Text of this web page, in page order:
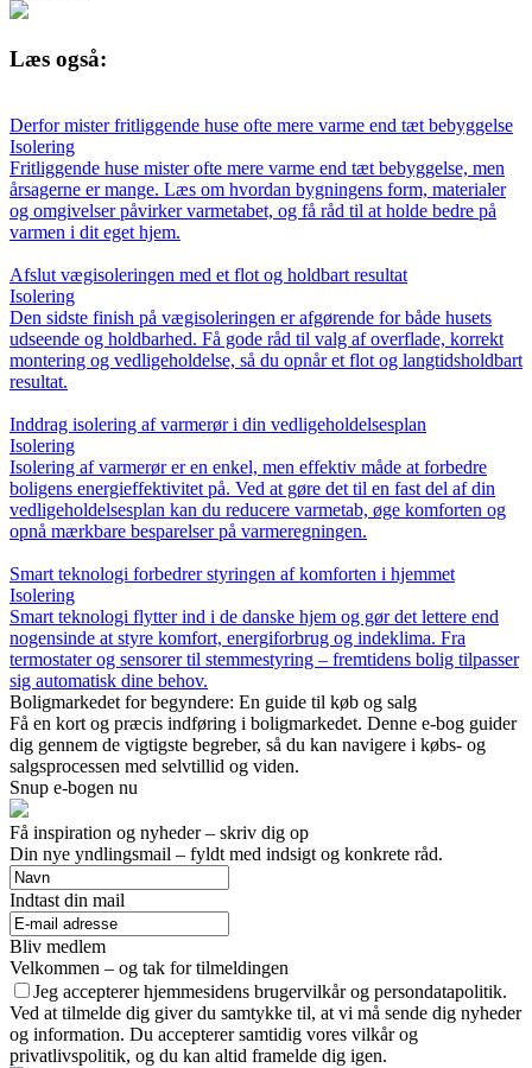
Læs også:
Derfor mister fritliggende huse ofte mere varme end tæt bebyggelse
Isolering
Fritliggende huse mister ofte mere varme end tæt bebyggelse, men
årsagerne er mange. Læs om hvordan bygningens form, materialer
og omgivelser påvirker varmetabet, og få råd til at holde bedre på
varmen i dit eget hjem.
Afslut vægisoleringen med et flot og holdbart resultat
Isolering
Den sidste finish på vægisoleringen er afgørende for både husets
udseende og holdbarhed. Få gode råd til valg af overflade, korrekt
montering og vedligeholdelse, så du opnår et flot og langtidsholdbart
resultat.
Inddrag isolering af varmerør i din vedligeholdelsesplan
Isolering
Isolering af varmerør er en enkel, men effektiv måde at forbedre
boligens energieffektivitet på. Ved at gøre det til en fast del af din
vedligeholdelsesplan kan du reducere varmetab, øge komforten og
opnå mærkbare besparelser på varmeregningen.
Smart teknologi forbedrer styringen af komforten i hjemmet
Isolering
Smart teknologi flytter ind i de danske hjem og gør det lettere end
nogensinde at styre komfort, energiforbrug og indeklima. Fra
termostater og sensorer til stemmestyring – fremtidens bolig tilpasser
sig automatisk dine behov.
Boligmarkedet for begyndere: En guide til køb og salg
Få en kort og præcis indføring i boligmarkedet. Denne e-bog guider
dig gennem de vigtigste begreber, så du kan navigere i købs- og
salgsprocessen med selvtillid og viden.
Snup e-bogen nu
Få inspiration og nyheder – skriv dig op
Din nye yndlingsmail – fyldt med indsigt og konkrete råd.
Indtast din mail
Bliv medlem
Velkommen – og tak for tilmeldingen
Jeg accepterer hjemmesidens brugervilkår og persondatapolitik.
Ved at tilmelde dig giver du samtykke til, at vi må sende dig nyheder
og information. Du accepterer samtidig vores vilkår og
privatlivspolitik, og du kan altid framelde dig igen.